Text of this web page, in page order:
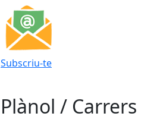
Subscriu-te
Plànol / Carrers